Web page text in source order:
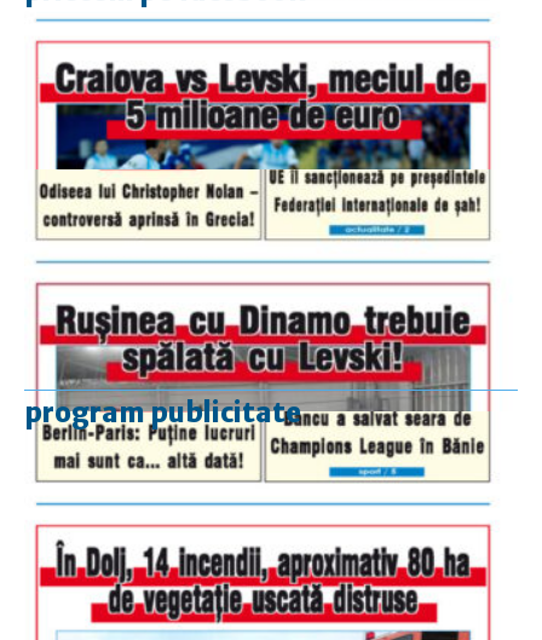
program publicitate
luni-vineri
9.00 - 17.00
duminică
9.00 - 12.00